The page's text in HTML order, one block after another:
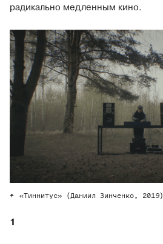
радикально медленным кино.
«Тиннитус» (Даниил Зинченко, 2019)
1